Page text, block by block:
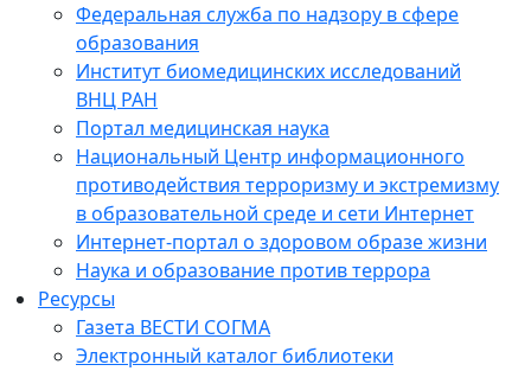
Федеральная служба по надзору в сфере
образования
Институт биомедицинских исследований
ВНЦ РАН
Портал медицинская наука
Национальный Центр информационного
противодействия терроризму и экстремизму
в образовательной среде и сети Интернет
Интернет-портал о здоровом образе жизни
Наука и образование против террора
Ресурсы
Газета ВЕСТИ СОГМА
Электронный каталог библиотеки